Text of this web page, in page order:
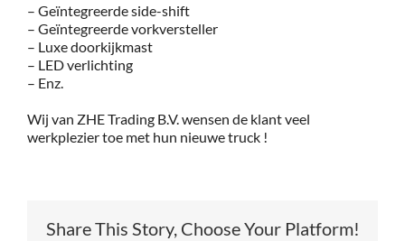
– Geïntegreerde side-shift
– Geïntegreerde vorkversteller
– Luxe doorkijkmast
– LED verlichting
– Enz.
Wij van ZHE Trading B.V. wensen de klant veel
werkplezier toe met hun nieuwe truck !
Share This Story, Choose Your Platform!